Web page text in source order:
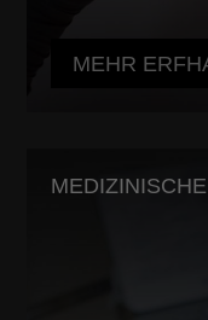
MEHR